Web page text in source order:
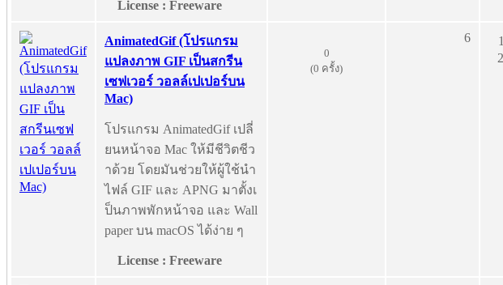
License : Freeware
AnimatedGif (โปรแกรม
แปลงภาพ GIF เป็นสกรีน
เซฟเวอร์ วอลล์เปเปอร์บน
Mac)
โปรแกรม AnimatedGif เปลี่
ยนหน้าจอ Mac ให้มีชีวิตชีว
าด้วย โดยมันช่วยให้ผู้ใช้นำ
ไฟล์ GIF และ APNG มาตั้งเ
ป็นภาพพักหน้าจอ และ Wall
paper บน macOS ได้ง่าย ๆ
License : Freeware
0
(0 ครั้ง)
6